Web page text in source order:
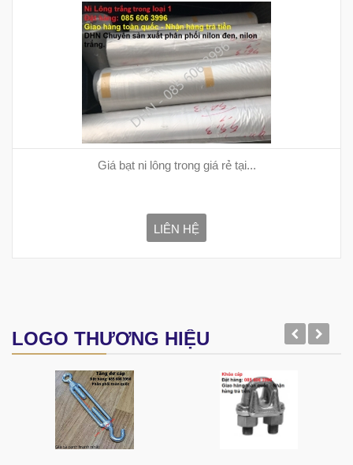
Giá bạt ni lông trong giá rẻ tại...
LIÊN HỆ
LOGO THƯƠNG HIỆU